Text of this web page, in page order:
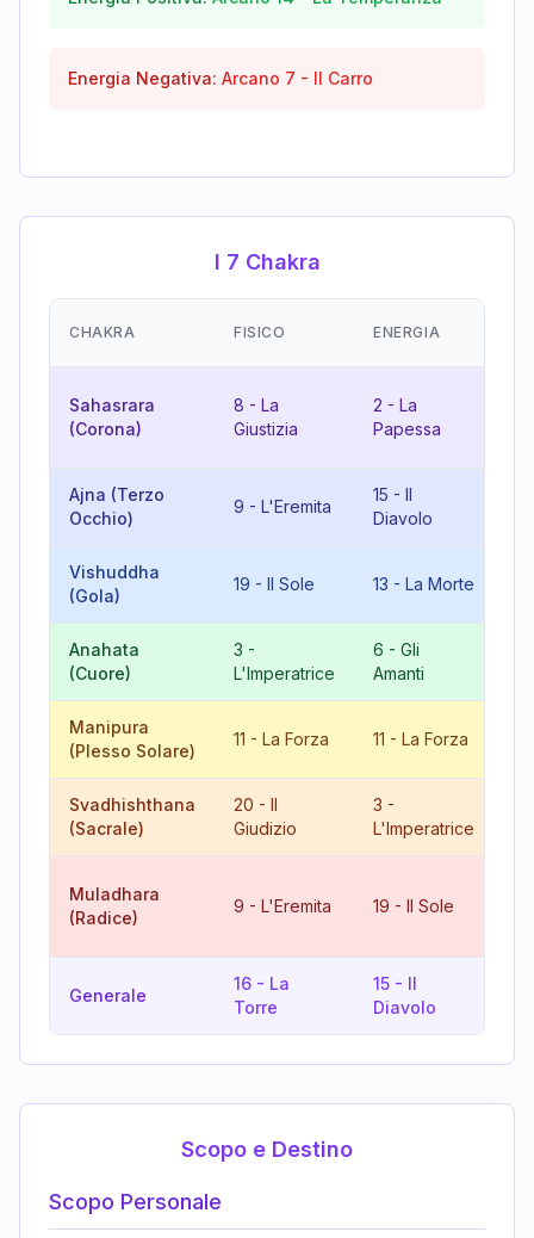
Energia Negativa: Arcano 7 - Il Carro
I 7 Chakra
CHAKRA FISICO ENERGIA
Sahasrara
(Corona)
8 - La
Giustizia
2 - La
Papessa
Ajna (Terzo
Occhio)
9 - L'Eremita
15 - Il
Diavolo
Vishuddha
(Gola)
19 - Il Sole 13 - La Morte
Anahata
(Cuore)
3 -
L'Imperatrice
6 - Gli
Amanti
Manipura
(Plesso Solare)
11 - La Forza 11 - La Forza
Svadhishthana
(Sacrale)
20 - Il
Giudizio
3 -
L'Imperatrice
Muladhara
(Radice)
9 - L'Eremita 19 - Il Sole
Generale
16 - La
Torre
15 - Il
Diavolo
Scopo e Destino
Scopo Personale